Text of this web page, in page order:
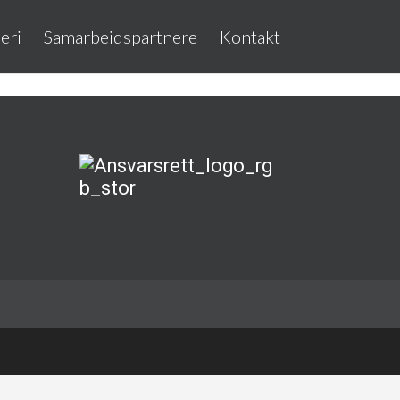
Samarbeidspartnere Kontakt